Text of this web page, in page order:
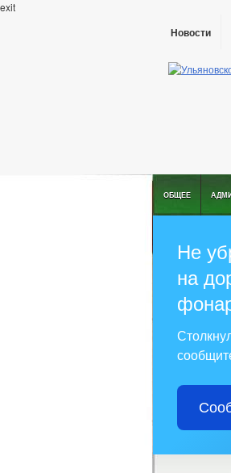
exit
Новости
ОБЩЕЕ
Не
на